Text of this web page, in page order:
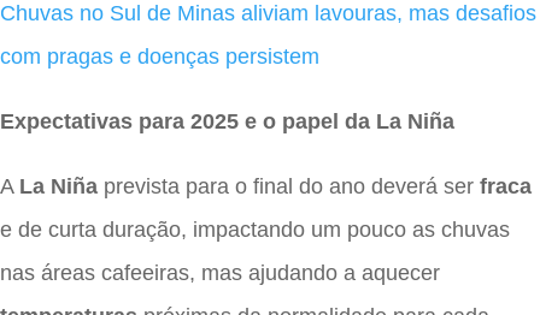
Chuvas no Sul de Minas aliviam lavouras, mas desafios
com pragas e doenças persistem
Expectativas para 2025 e o papel da La Niña
A La Niña prevista para o final do ano deverá ser fraca
e de curta duração, impactando um pouco as chuvas
nas áreas cafeeiras, mas ajudando a aquecer